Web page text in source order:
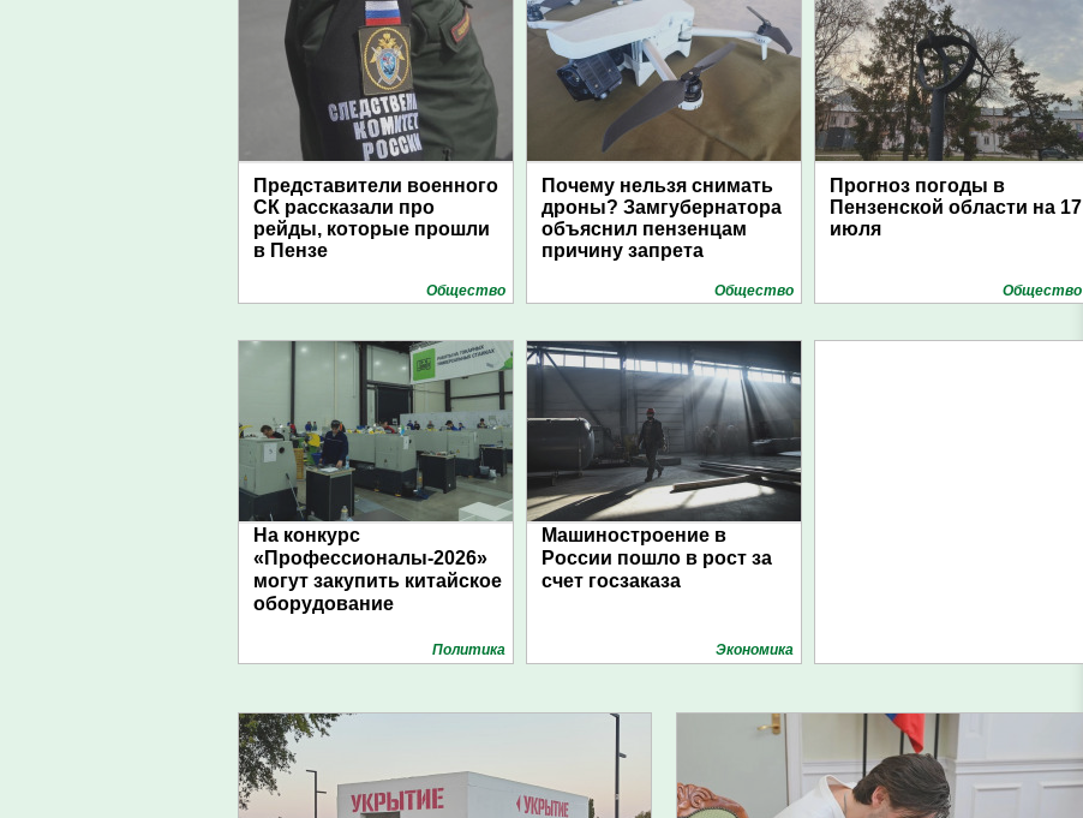
Представители военного
СК рассказали про
рейды, которые прошли
в Пензе
Общество
Почему нельзя снимать
дроны? Замгубернатора
объяснил пензенцам
причину запрета
Общество
Прогноз погоды в
Пензенской области на 17
июля
Общество
На конкурс
«Профессионалы-2026»
могут закупить китайское
оборудование
Политика
Машиностроение в
России пошло в рост за
счет госзаказа
Экономика